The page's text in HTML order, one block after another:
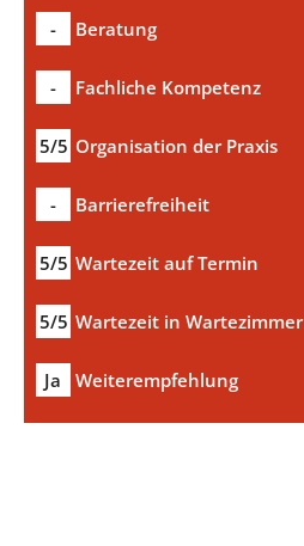
- Beratung
- Fachliche Kompetenz
5/5 Organisation der Praxis
- Barrierefreiheit
5/5 Wartezeit auf Termin
5/5 Wartezeit in Wartezimmer
Ja Weiterempfehlung